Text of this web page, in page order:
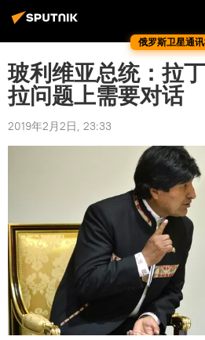
俄罗斯卫星通
玻利维亚总统：拉
拉问题上需要对话
2019年2月2日, 23:33